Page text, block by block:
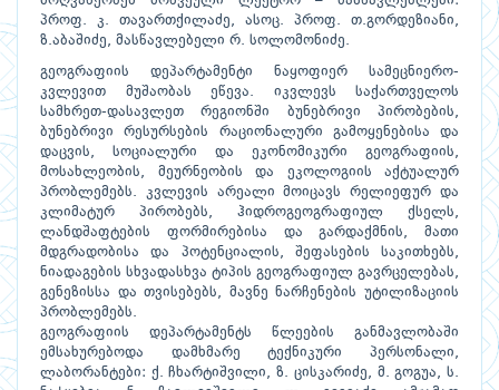
პროფ. კ. თავართქილაძე, ასოც. პროფ. თ.გორდეზიანი,
ზ.აბაშიძე, მასწავლებელი რ. სოლომონიძე.
გეოგრაფიის დეპარტამენტი ნაყოფიერ სამეცნიერო-
კვლევით მუშაობას ეწევა. იკვლევს საქართველოს
სამხრეთ-დასავლეთ რეგიონში ბუნებრივი პირობების,
ბუნებრივი რესურსების რაციონალური გამოყენებისა და
დაცვის, სოციალური და ეკონომიკური გეოგრაფიის,
მოსახლეობის, მეურნეობის და ეკოლოგიის აქტუალურ
პრობლემებს. კვლევის არეალი მოიცავს რელიეფურ და
კლიმატურ პირობებს, ჰიდროგეოგრაფიულ ქსელს,
ლანდშაფტების ფორმირებისა და გარდაქმნის, მათი
მდგრადობისა და პოტენციალის, შეფასების საკითხებს,
ნიადაგების სხვადასხვა ტიპის გეოგრაფიულ გავრცელებას,
გენეზისსა და თვისებებს, მავნე ნარჩენების უტილიზაციის
პრობლემებს.
გეოგრაფიის დეპარტამენტს წლეების განმავლობაში
ემსახურებოდა დამხმარე ტექნიკური პერსონალი,
ლაბორანტები: ქ. ჩხარტიშვილი, ზ. ცისკარიძე, მ. გოგუა, ს.